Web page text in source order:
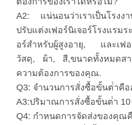
A2: แน่นอนว่าเราเป็นโรงง
ปรับแต่งเฟอร์นิเจอร์โรงแร
อร์สําหรับผู้สูงอายุ, และเฟอ
วัสดุ, ผ้า, สี,ขนาดทั้งหมดสา
ความต้องการของคุณ.
Q3: จํานวนการสั่งซื้อขั้นต่ําคือ
A3:ปริมาณการสั่งซื้อขั้นต่ํา
Q4: กําหนดการจัดส่งของคุณ